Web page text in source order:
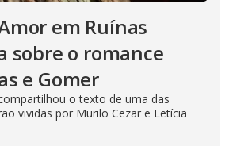
em Ruínas
sobre o romance
e Gomer
o texto de uma das
vividas por Murilo Cezar e Letícia